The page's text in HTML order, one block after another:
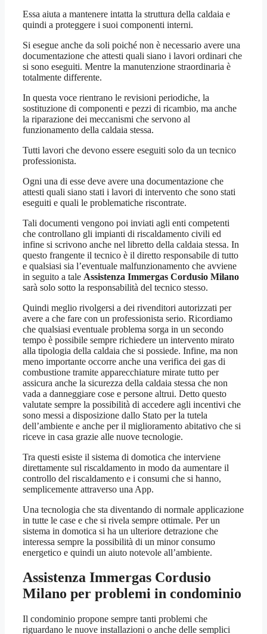
Essa aiuta a mantenere intatta la struttura della caldaia e
quindi a proteggere i suoi componenti interni.
Si esegue anche da soli poiché non è necessario avere una
documentazione che attesti quali siano i lavori ordinari che
si sono eseguiti. Mentre la manutenzione straordinaria è
totalmente differente.
In questa voce rientrano le revisioni periodiche, la
sostituzione di componenti e pezzi di ricambio, ma anche
la riparazione dei meccanismi che servono al
funzionamento della caldaia stessa.
Tutti lavori che devono essere eseguiti solo da un tecnico
professionista.
Ogni una di esse deve avere una documentazione che
attesti quali siano stati i lavori di intervento che sono stati
eseguiti e quali le problematiche riscontrate.
Tali documenti vengono poi inviati agli enti competenti
che controllano gli impianti di riscaldamento civili ed
infine si scrivono anche nel libretto della caldaia stessa. In
questo frangente il tecnico è il diretto responsabile di tutto
e qualsiasi sia l’eventuale malfunzionamento che avviene
in seguito a tale Assistenza Immergas Cordusio Milano
sarà solo sotto la responsabilità del tecnico stesso.
Quindi meglio rivolgersi a dei rivenditori autorizzati per
avere a che fare con un professionista serio. Ricordiamo
che qualsiasi eventuale problema sorga in un secondo
tempo è possibile sempre richiedere un intervento mirato
alla tipologia della caldaia che si possiede. Infine, ma non
meno importante occorre anche una verifica dei gas di
combustione tramite apparecchiature mirate tutto per
assicura anche la sicurezza della caldaia stessa che non
vada a danneggiare cose e persone altrui. Detto questo
valutate sempre la possibilità di accedere agli incentivi che
sono messi a disposizione dallo Stato per la tutela
dell’ambiente e anche per il miglioramento abitativo che si
riceve in casa grazie alle nuove tecnologie.
Tra questi esiste il sistema di domotica che interviene
direttamente sul riscaldamento in modo da aumentare il
controllo del riscaldamento e i consumi che si hanno,
semplicemente attraverso una App.
Una tecnologia che sta diventando di normale applicazione
in tutte le case e che si rivela sempre ottimale. Per un
sistema in domotica si ha un ulteriore detrazione che
interessa sempre la possibilità di un minor consumo
energetico e quindi un aiuto notevole all’ambiente.
Assistenza Immergas Cordusio
Milano per problemi in condominio
Il condominio propone sempre tanti problemi che
riguardano le nuove installazioni o anche delle semplici